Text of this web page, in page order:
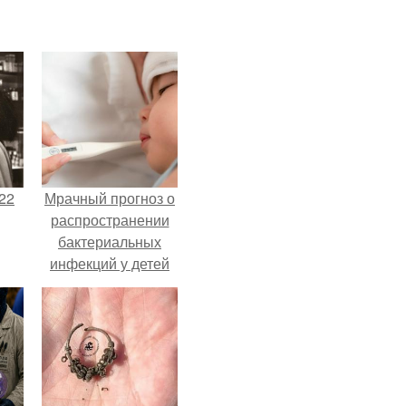
Мрачный прогноз о
распространении
бактериальных
инфекций у детей
вышел.